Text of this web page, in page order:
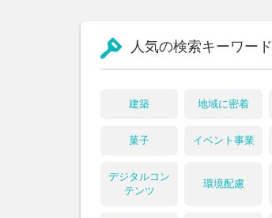
人気の検索キーワード
建築 地域に密着
菓子 イベント事業
デジタルコン
テンツ
環境配慮